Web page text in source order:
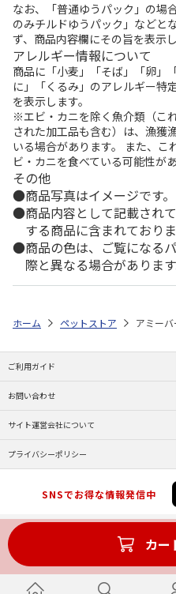
なお、「普通ゆうパック」の場
のみチルドゆうパック」などと
ず、商品内容欄にその旨を表示し
アレルギー情報について
商品に「小麦」「そば」「卵」
に」「くるみ」のアレルギー特
を表示します。
※エビ・カニを除く魚介類（こ
された加工品も含む）は、漁獲
いる場合があります。 また、こ
ビ・カニを食べている可能性があ
その他
商品写真はイメージです。
商品内容として記載され
する商品に含まれておりま
商品の色は、ご覧になる
際と異なる場合があります
カー
ホーム ペットストア アミー
ご利用ガイド
お問い合わせ
サイト運営会社について
プライバシーポリシー
SNSでお得な情報発信中